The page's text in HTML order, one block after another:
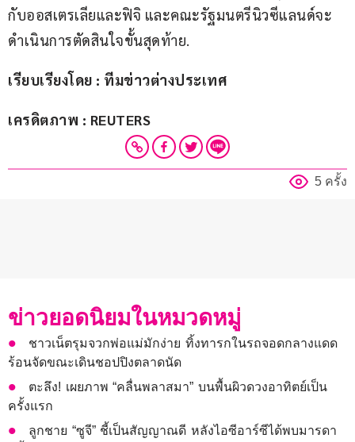
กับออสเตรเลียและฟิจิ และคณะรัฐมนตรีนิวซีแลนด์จะ
ดำเนินการตัดสินใจขั้นสุดท้าย.
เรียบเรียงโดย : ทีมข่าวต่างประเทศ
เครดิตภาพ : REUTERS
5 ครั้ง
ข่าวยอดนิยมในหมวดหมู่
ชาวเน็ตรุมจวกพ่อแม่มักง่าย ทิ้งทารกในรถจอดกลางแดด
ร้อนจัดขณะเดินชอปปิงตลาดนัด
ตะลึง! เผยภาพ “คลื่นพลาสมา” บนพื้นผิวดวงอาทิตย์เป็น
ครั้งแรก
ลูกชาย “ซูจี” ชี้เป็นสัญญาณดี หลังไอซีอาร์ซีได้พบมารดา